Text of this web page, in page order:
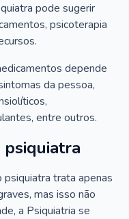
pode sugerir
psicoterapia
depende
da pessoa,
entre outros.
trata apenas
mas isso não
a Psiquiatria se